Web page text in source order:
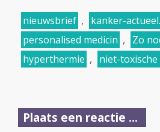
nieuwsbrief , kanker-
personalised medicin , Zo
hyperthermie , niet-toxische
Plaats een reactie ...